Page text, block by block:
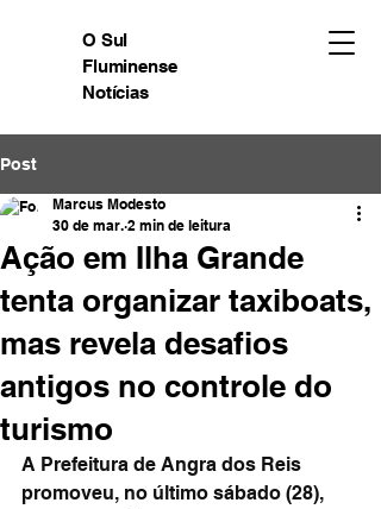
O Sul
Fluminense
Notícias
Post
Ação em Ilha Grande
tenta organizar taxiboats,
mas revela desafios
antigos no controle do
turismo
Marcus Modesto
30 de mar. 2 min de leitura
A Prefeitura de Angra dos Reis
promoveu, no último sábado (28),